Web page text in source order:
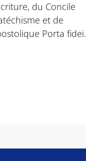
du Concile
et de
Porta fidei.